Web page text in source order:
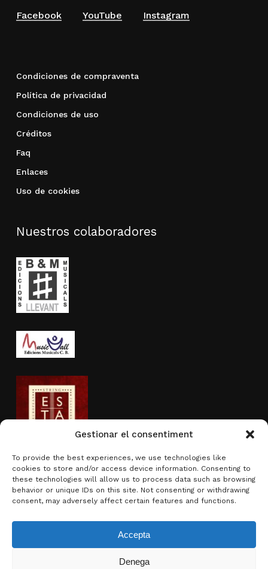
Gestionar el consentiment
To provide the best experiences, we use technologies like
cookies to store and/or access device information. Consenting to
these technologies will allow us to process data such as browsing
behavior or unique IDs on this site. Not consenting or withdrawing
consent, may adversely affect certain features and functions.
Accepta
Denega
Facebook
YouTube Instagram
Condiciones de compraventa
Política de privacidad
Condiciones de uso
Créditos
Faq
Enlaces
Uso de cookies
Nuestros colaboradores
Actividad subvencionada por